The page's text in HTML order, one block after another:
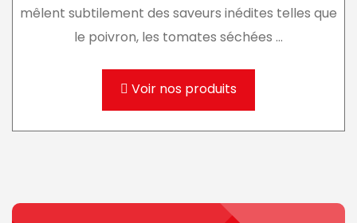
mêlent subtilement des saveurs inédites telles que
le poivron, les tomates séchées ...
Voir nos produits